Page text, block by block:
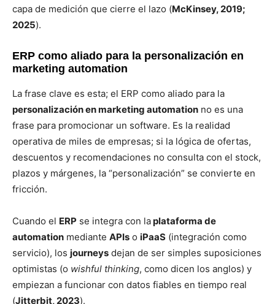
capa de medición que cierre el lazo (McKinsey, 2019;
2025).
ERP como aliado para la personalización en
marketing automation
La frase clave es esta; el ERP como aliado para la
personalización en marketing automation no es una
frase para promocionar un software. Es la realidad
operativa de miles de empresas; si la lógica de ofertas,
descuentos y recomendaciones no consulta con el stock,
plazos y márgenes, la “personalización” se convierte en
fricción.
Cuando el ERP se integra con laplataforma de
automation mediante APIs o iPaaS (integración como
servicio), los journeys dejan de ser simples suposiciones
optimistas (o wishful thinking, como dicen los anglos) y
empiezan a funcionar con datos fiables en tiempo real
(Jitterbit, 2023).